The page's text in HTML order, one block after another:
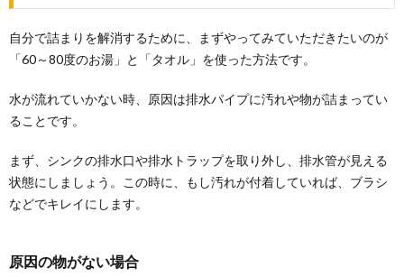
らなくて放置してしまっていませんか？ しかし、...
五徳掃除は重曹にお任せ！汚れレベルに合
油汚れが気になる五徳。五徳掃除は重曹１つあれば綺
【掃除を毎日続けるためのやり方とコツ】
自分で詰まりを解消するために、まずやってみていただきたいのが
「60～80度のお湯」と「タオル」を使った方法です。
水が流れていかない時、原因は排水パイプに汚れや物が詰まってい
ることです。
まず、シンクの排水口や排水トラップを取り外し、排水管が見える
状態にしましょう。この時に、もし汚れが付着していれば、ブラシ
などでキレイにします。
原因の物がない場合